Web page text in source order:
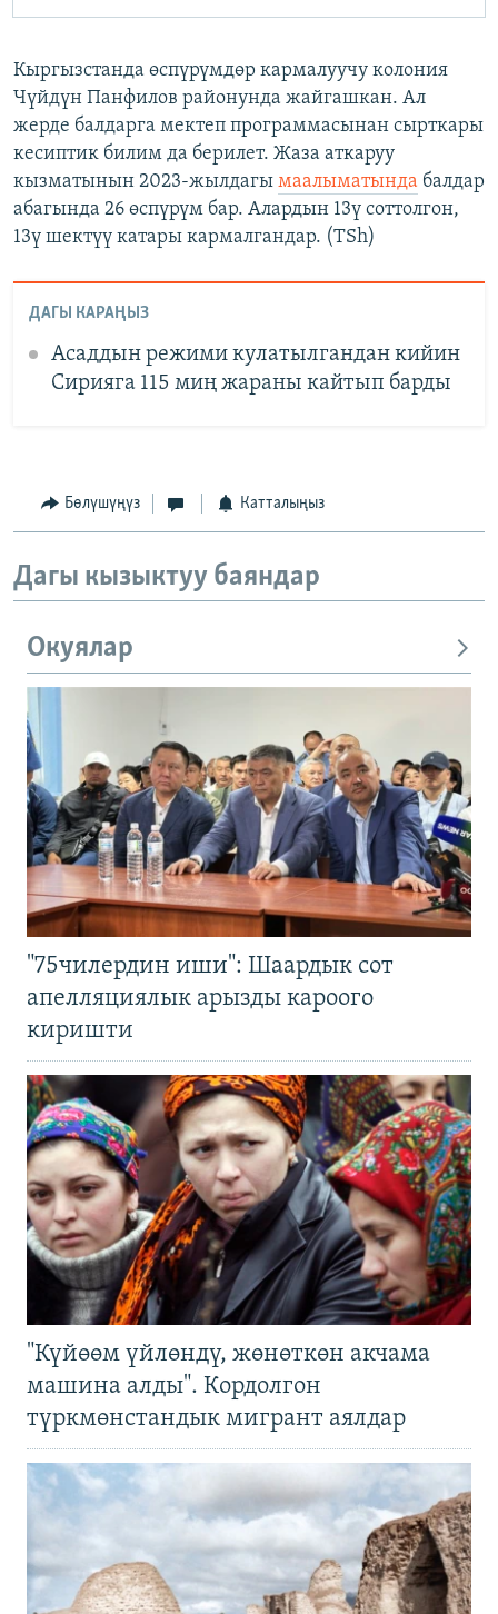
Кыргызстанда өспүрүмдөр кармалуучу колония
Чүйдүн Панфилов районунда жайгашкан. Ал
жерде балдарга мектеп программасынан сырткары
кесиптик билим да берилет. Жаза аткаруу
кызматынын 2023-жылдагы маалыматында балдар
абагында 26 өспүрүм бар. Алардын 13ү соттолгон,
13ү шектүү катары кармалгандар. (TSh)
ДАГЫ КАРАҢЫЗ
Асаддын режими кулатылгандан кийин
Сирияга 115 миң жараны кайтып барды
Бөлүшүңүз Катталыңыз
Дагы кызыктуу баяндар
Окуялар
"75чилердин иши": Шаардык сот
апелляциялык арызды кароого
киришти
"Күйөөм үйлөндү, жөнөткөн акчама
машина алды". Кордолгон
түркмөнстандык мигрант аялдар